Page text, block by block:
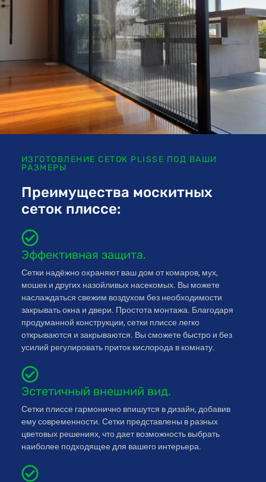
ИЗГОТОВЛЕНИЕ СЕТОК PLISSE ПОД ВАШИ
РАЗМЕРЫ
Преимущества москитных
сеток плиссе:
Эффективная защита.
Сетки надёжно охраняют ваш дом от комаров, мух,
мошек и других назойливых насекомых. Вы можете
наслаждаться свежим воздухом без необходимости
закрывать окна и двери. Простота монтажа. Благодаря
продуманной конструкции, сетки плиссе легко
открываются и закрываются. Вы сможете быстро и без
усилий регулировать приток кислорода в комнату.
Эстетичный внешний вид.
Сетки плиссе гармонично впишутся в дизайн, добавив
ему современности. Сетки представлены в разных
цветовых решениях, что дает возможность выбрать
наиболее подходящее для вашего интерьера.